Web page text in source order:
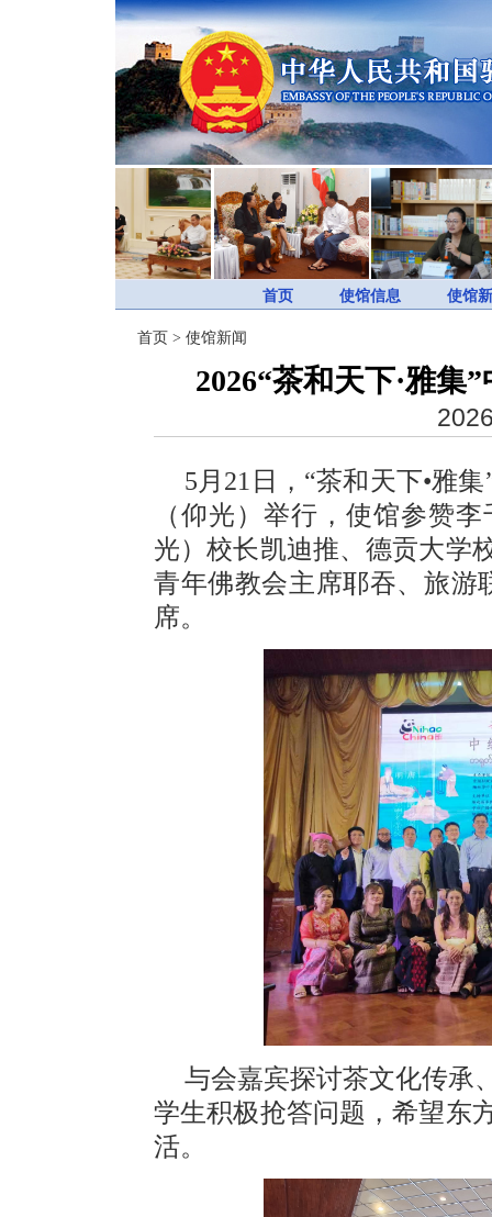
首页 使馆信息 使馆
首页 > 使馆新闻
2026“茶和天下·雅集
5月21日，“茶和天下•雅
（仰光）举行，使馆参赞
光）校长凯迪推、德贡大学
青年佛教会主席耶吞、旅游
席。
与会嘉宾探讨茶文化传承
学生积极抢答问题，希望东
活。